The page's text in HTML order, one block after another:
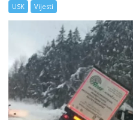
USK Vijesti